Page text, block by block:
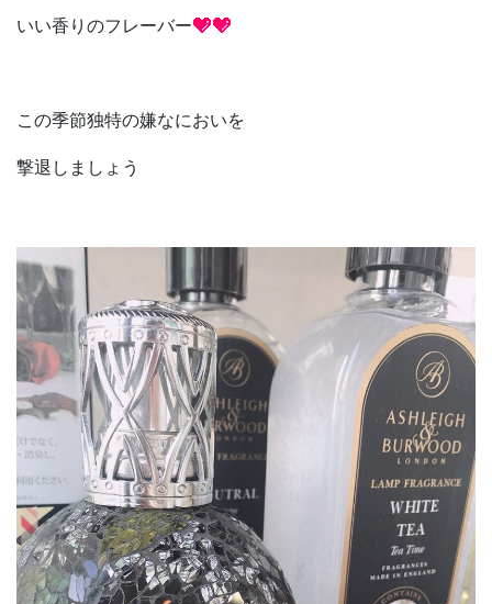
いい香りのフレーバー
この季節独特の嫌なにおいを
撃退しましょう